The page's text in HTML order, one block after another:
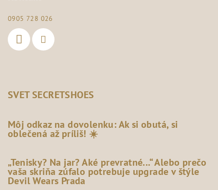
0905 728 026
SVET SECRETSHOES
Môj odkaz na dovolenku: Ak si obutá, si
oblečená až príliš! ☀️
„Tenisky? Na jar? Aké prevratné...“ Alebo prečo
vaša skriňa zúfalo potrebuje upgrade v štýle
Devil Wears Prada